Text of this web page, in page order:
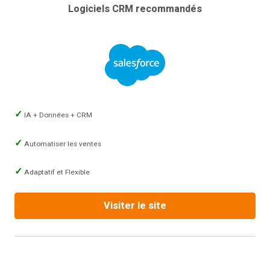
Logiciels CRM recommandés
IA + Données + CRM
Automatiser les ventes
Adaptatif et Flexible
Visiter le site